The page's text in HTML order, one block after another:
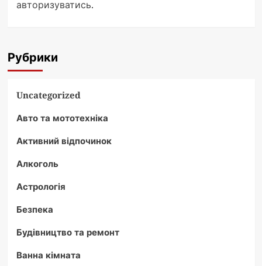
авторизуватись.
Рубрики
Uncategorized
Авто та мототехніка
Активний відпочинок
Алкоголь
Астрологія
Безпека
Будівництво та ремонт
Ванна кімната